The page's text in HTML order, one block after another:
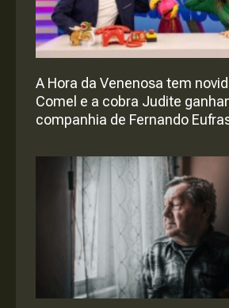
A Hora da Venenosa tem
Comel e a cobra Judite
companhia de Fernando